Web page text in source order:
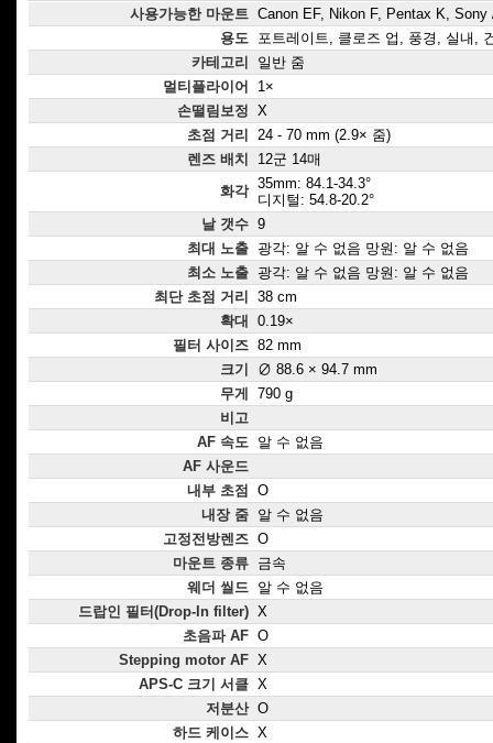
사용가능한 마운트 Canon EF, Nikon F, Pentax K,
용도 포트레이트, 클로즈 업, 풍경, 실내,
카테고리
일반 줌
멀티플라이어
1×
손떨림보정 X
초점 거리
24 - 70 mm (2.9× 줌)
렌즈 배치
12군 14매
화각 35mm: 84.1-34.3°
디지털: 54.8-20.2°
날 갯수 9
최대 노출 광각: 알 수 없음 망원: 알 수 없음
최소 노출 광각: 알 수 없음 망원: 알 수 없음
최단 초점 거리
38 cm
확대
0.19×
필터 사이즈 82 mm
크기
∅ 88.6 × 94.7 mm
무게
790 g
비고
AF 속도 알 수 없음
AF 사운드
내부 초점
O
내장 줌 알 수 없음
고정전방렌즈 O
마운트 종류 금속
웨더 씰드 알 수 없음
드랍인 필터(Drop-In filter) X
초음파 AF O
Stepping motor AF X
APS-C 크기 서클 X
저분산 O
하드 케이스 X